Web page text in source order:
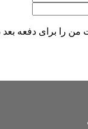
من را برای دفعه